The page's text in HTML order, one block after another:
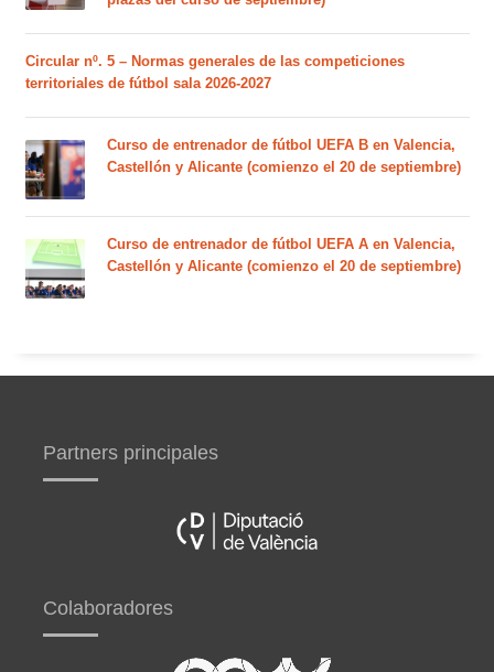
Circular nº. 5 – Normas generales de las competiciones
territoriales de fútbol sala 2026-2027
Curso de entrenador de fútbol UEFA B en Valencia,
Castellón y Alicante (comienzo el 20 de septiembre)
Curso de entrenador de fútbol UEFA A en Valencia,
Castellón y Alicante (comienzo el 20 de septiembre)
Partners principales
Colaboradores